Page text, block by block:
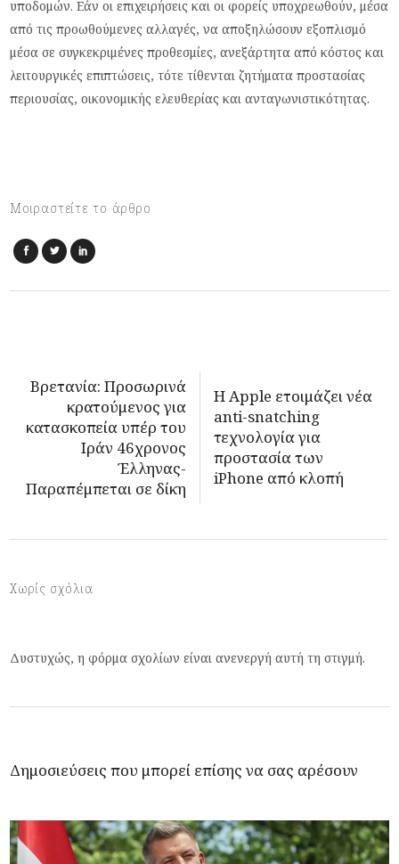
υποδομών. Εάν οι επιχειρήσεις και οι φορείς υποχρεωθούν, μέσα
από τις προωθούμενες αλλαγές, να αποξηλώσουν εξοπλισμό
μέσα σε συγκεκριμένες προθεσμίες, ανεξάρτητα από κόστος και
λειτουργικές επιπτώσεις, τότε τίθενται ζητήματα προστασίας
περιουσίας, οικονομικής ελευθερίας και ανταγωνιστικότητας.
Μοιραστείτε το άρθρο
Βρετανία: Προσωρινά
κρατούμενος για
κατασκοπεία υπέρ του
Ιράν 46χρονος
Έλληνας-
Παραπέμπεται σε δίκη
H Apple ετοιμάζει νέα
anti-snatching
τεχνολογία για
προστασία των
iPhone από κλοπή
Χωρίς σχόλια
Δυστυχώς, η φόρμα σχολίων είναι ανενεργή αυτή τη στιγμή.
Δημοσιεύσεις που μπορεί επίσης να σας αρέσουν